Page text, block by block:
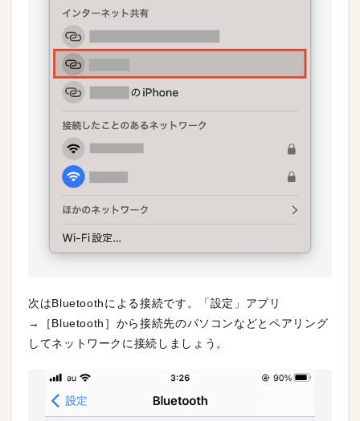
次はBluetoothによる接続です。「設定」アプリ
→［Bluetooth］から接続先のパソコンなどとペアリング
してネットワークに接続しましょう。